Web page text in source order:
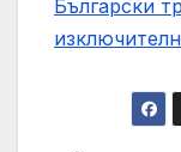
Български